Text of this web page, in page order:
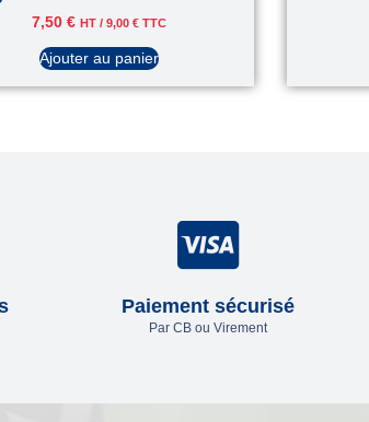
7,50 € HT / 9,00 €TTC
Ajouter au panier
Paiement sécurisé
Par CB ou Virement